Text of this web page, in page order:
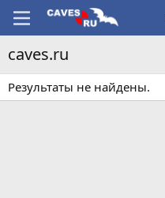
caves.ru
Результаты не найдены.